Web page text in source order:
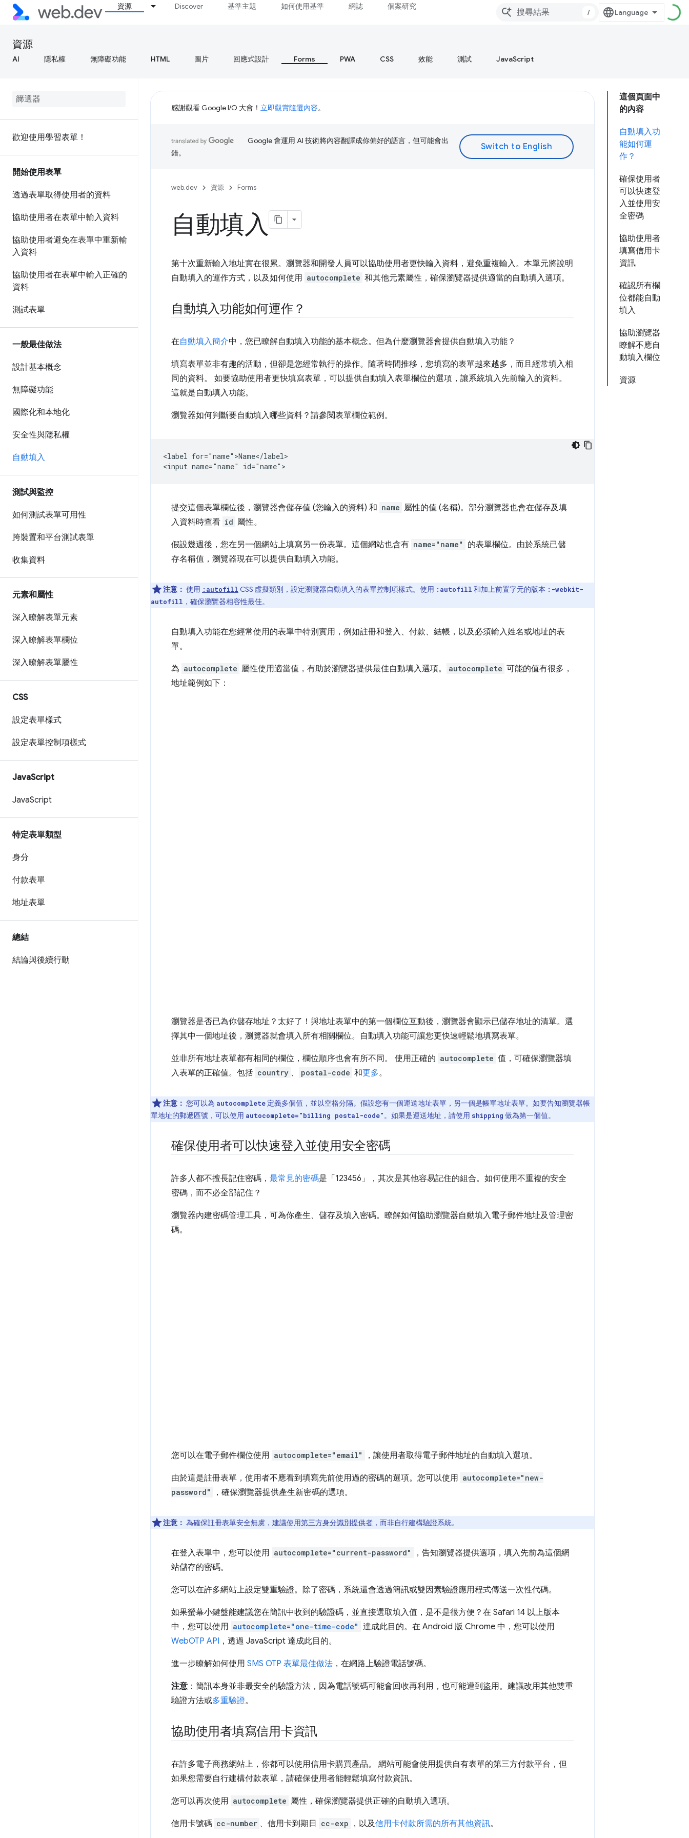
資源 Discover 基準主題 如何使用基準 網誌 個案研究
/
資源
AI 隱私權 無障礙功能 HTML 圖片 回應式設計 Forms PWA CSS 效能 測試 JavaScript
歡迎使用學習表單！
開始使用表單
透過表單取得使用者的資料
協助使用者在表單中輸入資料
協助使用者避免在表單中重新輸
入資料
協助使用者在表單中輸入正確的
資料
測試表單
一般最佳做法
設計基本概念
無障礙功能
國際化和本地化
安全性與隱私權
自動填入
測試與監控
如何測試表單可用性
跨裝置和平台測試表單
收集資料
元素和屬性
深入瞭解表單元素
深入瞭解表單欄位
深入瞭解表單屬性
CSS
設定表單樣式
設定表單控制項樣式
JavaScript
JavaScript
特定表單類型
身分
付款表單
地址表單
總結
結論與後續行動
這個頁面中
的內容
自動填入功
能如何運
作？
確保使用者
可以快速登
入並使用安
全密碼
協助使用者
填寫信用卡
資訊
確認所有欄
位都能自動
填入
協助瀏覽器
瞭解不應自
動填入欄位
資源
感謝觀看 Google I/O 大會！ 立即觀賞隨選內容。
Google 會運用 AI 技術將內容翻譯成你偏好的語言，但可能會出
錯。
web.dev 資源 Forms
自動填入
第十次重新輸入地址實在很累。瀏覽器和開發人員可以協助使用者更快輸入資料，避免重複輸入。本單元將說明
自動填入的運作方式，以及如何使用 autocomplete 和其他元素屬性，確保瀏覽器提供適當的自動填入選項。
自動填入功能如何運作？
在自動填入簡介中，您已瞭解自動填入功能的基本概念。但為什麼瀏覽器會提供自動填入功能？
填寫表單並非有趣的活動，但卻是您經常執行的操作。隨著時間推移，您填寫的表單越來越多，而且經常填入相
同的資料。 如要協助使用者更快填寫表單，可以提供自動填入表單欄位的選項，讓系統填入先前輸入的資料。
這就是自動填入功能。
瀏覽器如何判斷要自動填入哪些資料？請參閱表單欄位範例。
<label for="name">Name</label>
提交這個表單欄位後，瀏覽器會儲存值 (您輸入的資料) 和 name 屬性的值 (名稱)。部分瀏覽器也會在儲存及填
入資料時查看 id 屬性。
假設幾週後，您在另一個網站上填寫另一份表單。這個網站也含有 name="name"
的表單欄位。由於系統已儲
存名稱值，瀏覽器現在可以提供自動填入功能。
注意： 使用 :autofill CSS 虛擬類別，設定瀏覽器自動填入的表單控制項樣式。使用 :autofill 和加上前置字元的版本 :-webkit-
autofill ，確保瀏覽器相容性最佳。
自動填入功能在您經常使用的表單中特別實用，例如註冊和登入、付款、結帳，以及必須輸入姓名或地址的表
單。
為 autocomplete 屬性使用適當值，有助於瀏覽器提供最佳自動填入選項。 autocomplete 可能的值有很多，
地址範例如下：
瀏覽器是否已為你儲存地址？太好了！與地址表單中的第一個欄位互動後，瀏覽器會顯示已儲存地址的清單。選
擇其中一個地址後，瀏覽器就會填入所有相關欄位。自動填入功能可讓您更快速輕鬆地填寫表單。
並非所有地址表單都有相同的欄位，欄位順序也會有所不同。 使用正確的 autocomplete 值，可確保瀏覽器填
入表單的正確值。包括 country 、 postal-code 和更多。
注意： 您可以為 autocomplete 定義多個值，並以空格分隔。假設您有一個運送地址表單，另一個是帳單地址表單。如要告知瀏覽器帳
單地址的郵遞區號，可以使用 autocomplete="billing postal-code"。如果是運送地址，請使用 shipping 做為第一個值。
確保使用者可以快速登入並使用安全密碼
許多人都不擅長記住密碼， 最常見的密碼是「123456」，其次是其他容易記住的組合。如何使用不重複的安全
密碼，而不必全部記住？
瀏覽器內建密碼管理工具，可為你產生、儲存及填入密碼。瞭解如何協助瀏覽器自動填入電子郵件地址及管理密
碼。
您可以在電子郵件欄位使用 autocomplete="email" ，讓使用者取得電子郵件地址的自動填入選項。
由於這是註冊表單，使用者不應看到填寫先前使用過的密碼的選項。您可以使用 autocomplete="new-
password"
，確保瀏覽器提供產生新密碼的選項。
注意： 為確保註冊表單安全無虞，建議使用第三方身分識別提供者 ，而非自行建構驗證系統。
在登入表單中，您可以使用 autocomplete="current-password"
，告知瀏覽器提供選項，填入先前為這個網
站儲存的密碼。
您可以在許多網站上設定雙重驗證。除了密碼，系統還會透過簡訊或雙因素驗證應用程式傳送一次性代碼。
如果螢幕小鍵盤能建議您在簡訊中收到的驗證碼，並直接選取填入值，是不是很方便？在 Safari 14 以上版本
中，您可以使用 autocomplete="one-time-code" 達成此目的。在 Android 版 Chrome 中，您可以使用
WebOTP API ，透過 JavaScript 達成此目的。
進一步瞭解如何使用 SMS OTP 表單最佳做法 ，在網路上驗證電話號碼。
注意：簡訊本身並非最安全的驗證方法，因為電話號碼可能會回收再利用，也可能遭到盜用。建議改用其他雙重
驗證方法或多重驗證。
協助使用者填寫信用卡資訊
在許多電子商務網站上，你都可以使用信用卡購買產品。 網站可能會使用提供自有表單的第三方付款平台，但
如果您需要自行建構付款表單，請確保使用者能輕鬆填寫付款資訊。
您可以再次使用 autocomplete 屬性，確保瀏覽器提供正確的自動填入選項。
信用卡號碼 cc-number 、信用卡到期日 cc-exp ，以及信用卡付款所需的所有其他資訊。